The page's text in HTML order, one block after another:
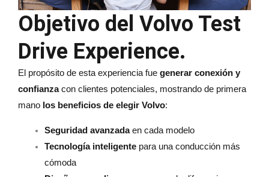
Objetivo del Volvo Test
Drive Experience.
El propósito de esta experiencia fue generar conexión y
confianzacon clientes potenciales, mostrando de primera
mano los beneficios de elegir Volvo:
Seguridad avanzadaen cada modelo
Tecnología inteligentepara una conducción más
cómoda